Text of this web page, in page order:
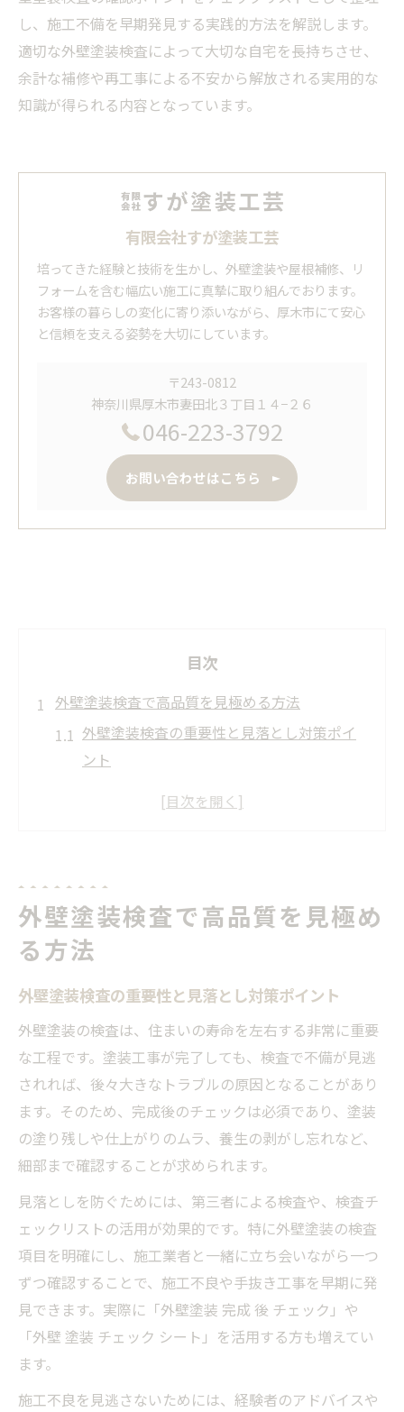
し、施工不備を早期発見する実践的方法を解説します。
適切な外壁塗装検査によって大切な自宅を長持ちさせ、
余計な補修や再工事による不安から解放される実用的な
知識が得られる内容となっています。
有限会社すが塗装工芸
培ってきた経験と技術を生かし、外壁塗装や屋根補修、リ
フォームを含む幅広い施工に真摯に取り組んでおります。
お客様の暮らしの変化に寄り添いながら、厚木市にて安心
と信頼を支える姿勢を大切にしています。
〒243-0812
神奈川県厚木市妻田北３丁目１４−２６
046-223-3792
お問い合わせはこちら
目次
外壁塗装検査で高品質を見極める方法
外壁塗装検査の重要性と見落とし対策ポイ
ント
外壁塗装完了後に必須のチェックリスト活
外壁塗装検査で施工不良を未然に防ぐ確認
方法
外壁塗装の検査写真を活用した品質の見分
け方
仕上がりのムラを防ぐ外壁塗装チェック術
外壁塗装の塗りムラを検査で見抜く具体的
手順
外壁塗装の仕上がり均一化に役立つ検査方
法
外壁塗装チェックシートを使ったムラ防止
策
外壁塗装検査で仕上げミスを早期発見する
コツ
外壁塗装の仕上がり確認時に注意する劣化
サイン
施工不備の早期発見なら外壁塗装立会いが有効
践術
外壁塗装検査で高品質を見極め
る方法
外壁塗装検査の重要性と見落とし対策ポイント
外壁塗装の検査は、住まいの寿命を左右する非常に重要
な工程です。塗装工事が完了しても、検査で不備が見逃
されれば、後々大きなトラブルの原因となることがあり
ます。そのため、完成後のチェックは必須であり、塗装
の塗り残しや仕上がりのムラ、養生の剥がし忘れなど、
細部まで確認することが求められます。
見落としを防ぐためには、第三者による検査や、検査チ
ェックリストの活用が効果的です。特に外壁塗装の検査
項目を明確にし、施工業者と一緒に立ち会いながら一つ
ずつ確認することで、施工不良や手抜き工事を早期に発
見できます。実際に「外壁塗装 完成 後 チェック」や
「外壁 塗装 チェック シート」を活用する方も増えてい
ます。
施工不良を見逃さないためには、経験者のアドバイスや